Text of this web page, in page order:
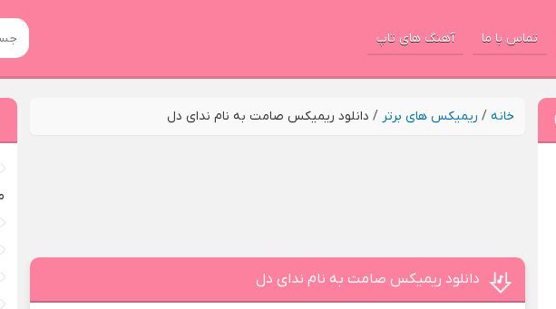
تماس با ما آهنگ های تاپ
خانه / ریمیکس های برتر / دانلود ریمیکس صامت به نام ندای دل
دانلود ریمیکس صامت به نام ندای دل